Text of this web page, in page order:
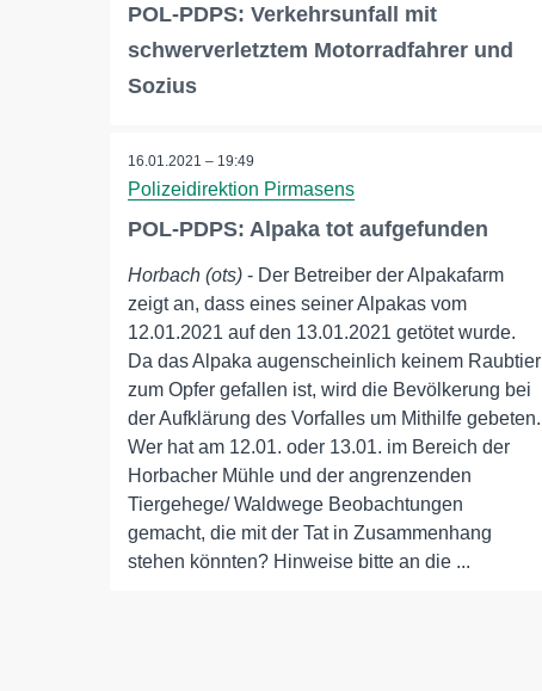
POL-PDPS: Verkehrsunfall mit
schwerverletztem Motorradfahrer und
Sozius
16.01.2021 – 19:49
Polizeidirektion Pirmasens
POL-PDPS: Alpaka tot aufgefunden
Horbach (ots) - Der Betreiber der Alpakafarm
zeigt an, dass eines seiner Alpakas vom
12.01.2021 auf den 13.01.2021 getötet wurde.
Da das Alpaka augenscheinlich keinem Raubtier
zum Opfer gefallen ist, wird die Bevölkerung bei
der Aufklärung des Vorfalles um Mithilfe gebeten.
Wer hat am 12.01. oder 13.01. im Bereich der
Horbacher Mühle und der angrenzenden
Tiergehege/ Waldwege Beobachtungen
gemacht, die mit der Tat in Zusammenhang
stehen könnten? Hinweise bitte an die ...